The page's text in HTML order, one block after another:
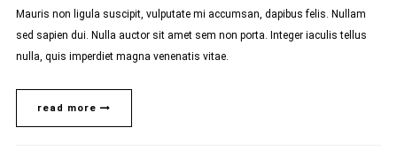
Mauris non ligula suscipit, vulputate mi accumsan, dapibus felis. Nullam
sed sapien dui. Nulla auctor sit amet sem non porta. Integer iaculis tellus
nulla, quis imperdiet magna venenatis vitae.
read more